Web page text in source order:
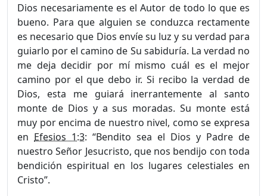
Dios necesariamente es el Autor de todo lo que es
bueno. Para que alguien se conduzca rectamente
es necesario que Dios envíe su luz y su verdad para
guiarlo por el camino de Su sabiduría. La verdad no
me deja decidir por mí mismo cuál es el mejor
camino por el que debo ir. Si recibo la verdad de
Dios, esta me guiará inerrantemente al santo
monte de Dios y a sus moradas. Su monte está
muy por encima de nuestro nivel, como se expresa
en Efesios 1:3: “Bendito sea el Dios y Padre de
nuestro Señor Jesucristo, que nos bendijo con toda
bendición espiritual en los lugares celestiales en
Cristo”.